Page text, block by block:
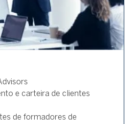
e carteira de clientes
de formadores de